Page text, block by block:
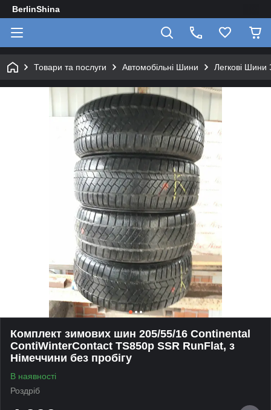
BerlinShina
Товари та послуги Автомобільні Шини Легкові Шини
Комплект зимових шин 205/55/16 Continental
ContiWinterContact TS850p SSR RunFlat, з
Німеччини без пробігу
В наявності
Роздріб